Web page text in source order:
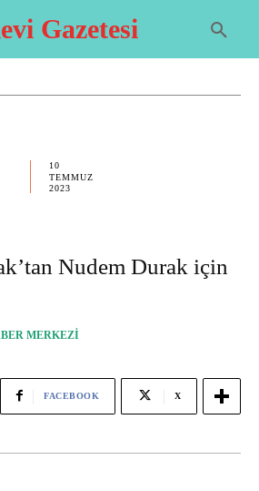
Gazetesi
10
TEMMUZ
2023
Nudem Durak için
MERKEZI
FACEBOOK X